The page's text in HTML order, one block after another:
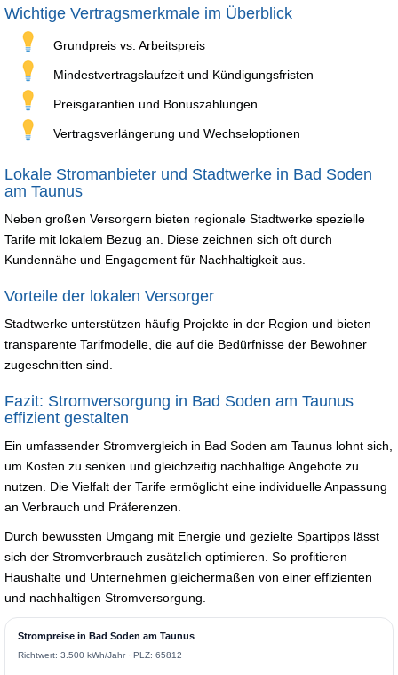
Wichtige Vertragsmerkmale im Überblick
Grundpreis vs. Arbeitspreis
Mindestvertragslaufzeit und Kündigungsfristen
Preisgarantien und Bonuszahlungen
Vertragsverlängerung und Wechseloptionen
Lokale Stromanbieter und Stadtwerke in Bad Soden
am Taunus
Neben großen Versorgern bieten regionale Stadtwerke spezielle
Tarife mit lokalem Bezug an. Diese zeichnen sich oft durch
Kundennähe und Engagement für Nachhaltigkeit aus.
Vorteile der lokalen Versorger
Stadtwerke unterstützen häufig Projekte in der Region und bieten
transparente Tarifmodelle, die auf die Bedürfnisse der Bewohner
zugeschnitten sind.
Fazit: Stromversorgung in Bad Soden am Taunus
effizient gestalten
Ein umfassender Stromvergleich in Bad Soden am Taunus lohnt sich,
um Kosten zu senken und gleichzeitig nachhaltige Angebote zu
nutzen. Die Vielfalt der Tarife ermöglicht eine individuelle Anpassung
an Verbrauch und Präferenzen.
Durch bewussten Umgang mit Energie und gezielte Spartipps lässt
sich der Stromverbrauch zusätzlich optimieren. So profitieren
Haushalte und Unternehmen gleichermaßen von einer effizienten
und nachhaltigen Stromversorgung.
Strompreise in Bad Soden am Taunus
Richtwert: 3.500 kWh/Jahr · PLZ: 65812